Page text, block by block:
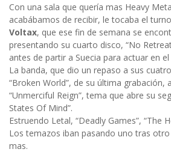
Con una sala que quería mas Heavy
acabábamos de recibir, le tocaba el
Voltax, que ese fin de semana se
presentando su cuarto disco, “No
antes de partir a Suecia para actuar en
La banda, que dio un repaso a sus
“Broken World”, de su última grabación,
“Unmerciful Reign”, tema que abre su
States Of Mind”.
Estruendo Letal, “Deadly Games”, “The
Los temazos iban pasando uno tras
mas.